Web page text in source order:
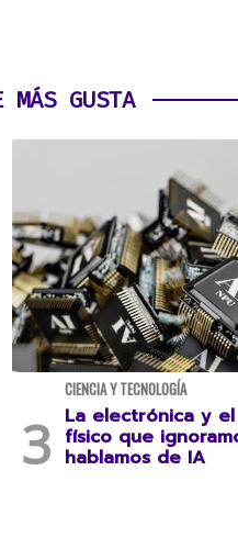
MÁS GUSTA
CIENCIA Y TECNOLOGÍA
La electrónica y
físico que
hablamos de IA